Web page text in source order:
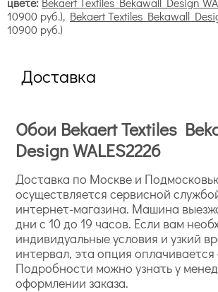
10900 руб.), Bekaert Textiles Bekawall
10900 руб.)
Доставка
Обои Bekaert Textiles
Design WALES2226
Доставка по Москве и
осуществляется сервисной
интернет-магазина. Машина
дни с 10 до 19 часов. Если вам
индивидуальные условия и узкий
интервал, эта опция оплачивается
Подробности можно узнать у
оформлении заказа.